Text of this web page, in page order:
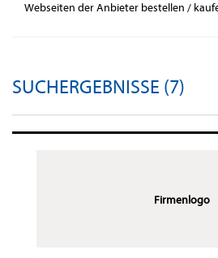
Webseiten der Anbieter bestellen /
SUCHERGEBNISSE (7)
Firmenlogo